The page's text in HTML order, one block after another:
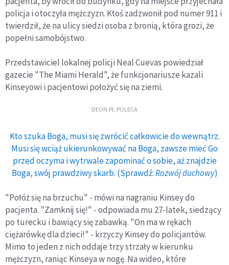
policja i otoczyła mężczyzn. Ktoś zadzwonił pod numer 911 i
twierdził, że na ulicy siedzi osoba z bronią, która grozi, że
popełni samobójstwo.
Przedstawiciel lokalnej policji Neal Cuevas powiedział
gazecie "The Miami Herald", że funkcjonariusze kazali
Kinseyowi i pacjentowi położyć się na ziemi.
DEON.PL POLECA
Kto szuka Boga, musi się zwrócić całkowicie do wewnątrz.
Musi się wciąż ukierunkowywać na Boga, zawsze mieć Go
przed oczyma i wytrwale zapominać o sobie, aż znajdzie
Boga, swój prawdziwy skarb. (Sprawdź:Rozwój duchowy)
"Połóż się na brzuchu" - mówi na nagraniu Kinsey do
pacjenta. "Zamknij się!" - odpowiada mu 27-latek, siedzący
po turecku i bawiący się zabawką. "On ma w rękach
ciężarówkę dla dzieci!" - krzyczy Kinsey do policjantów.
Mimo to jeden z nich oddaje trzy strzały w kierunku
mężczyzn, raniąc Kinseya w nogę. Na wideo, które